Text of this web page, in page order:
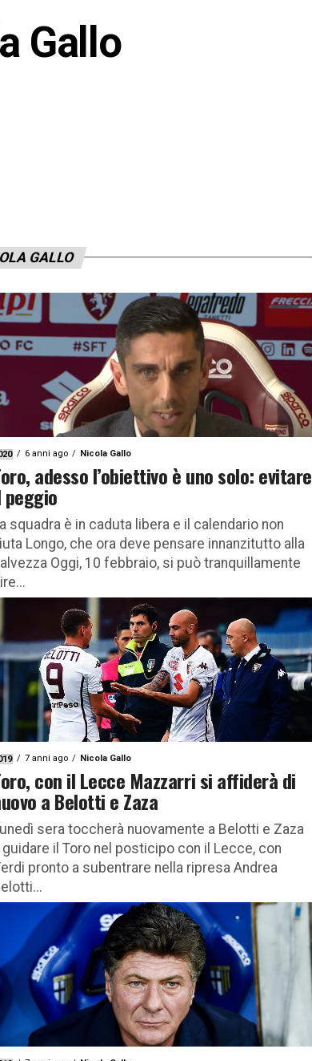
Gallo
GALLO
6 anni ago Nicola Gallo
adesso l’obiettivo è uno solo: evitare
squadra è in caduta libera e il calendario non
Longo, che ora deve pensare innanzitutto alla
Oggi, 10 febbraio, si può tranquillamente
7 anni ago Nicola Gallo
con il Lecce Mazzarri si affiderà di
a Belotti e Zaza
sera toccherà nuovamente a Belotti e Zaza
guidare il Toro nel posticipo con il Lecce, con
pronto a subentrare nella ripresa Andrea